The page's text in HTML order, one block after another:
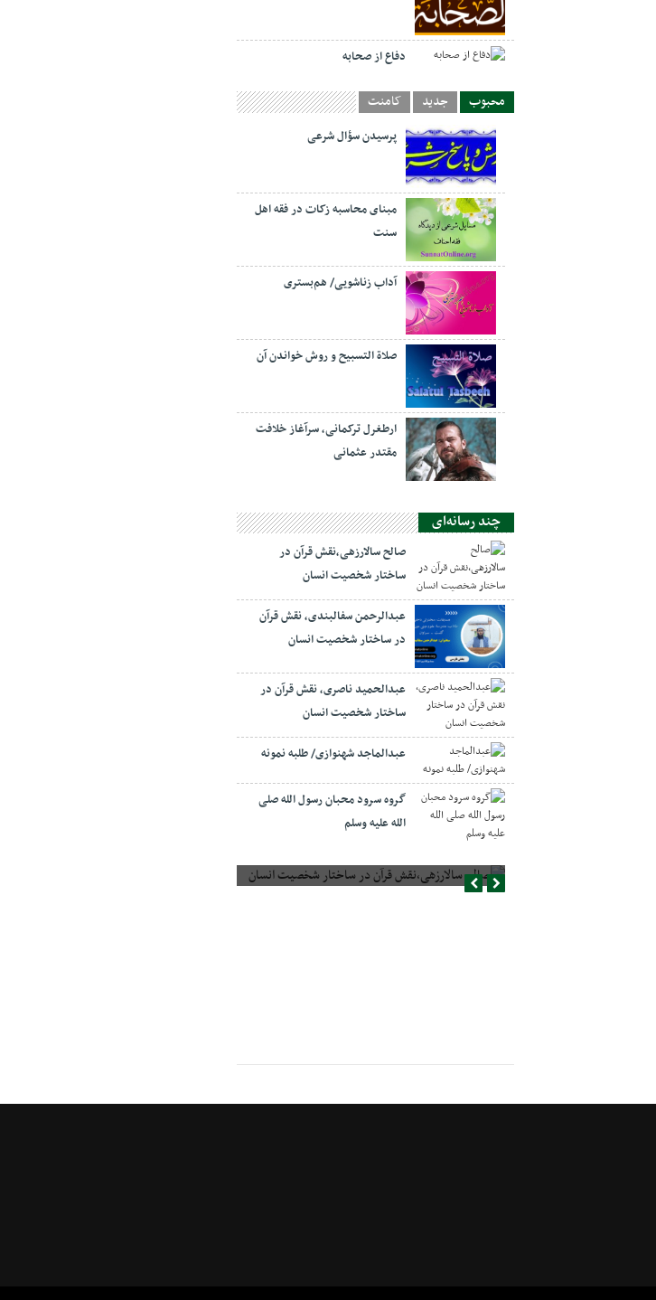
دفاع از صحابه
محبوب جدید کامنت
پرسیدن سؤال شرعی
مبنای محاسبه زکات در فقه اهل
سنت
آداب زناشویی/ هم‌بستری
صلاة التسبيح و روش خواندن آن
ارطغرل ترکمانی، سرآغاز خلافت
مقتدر عثمانی
چند رسانه‌ای
صالح سالارزهی،‌نقش قرآن در
ساختار شخصیت انسان
عبدالرحمن سفالبندی، نقش قرآن
در ساختار شخصیت انسان
عبدالحمید ناصری، نقش قرآن در
ساختار شخصیت انسان
عبدالماجد شهنوازی/ طلبه نمونه
گروه سرود محبان رسول الله صلی
الله علیه وسلم
صالح سالارزهی،‌نقش قرآن در ساختار شخصیت انسان